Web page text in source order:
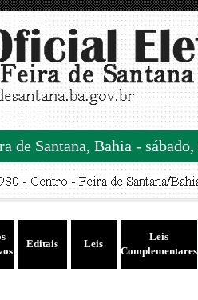
de Santana, Bahia -
Editais Leis
Leis
Complementares